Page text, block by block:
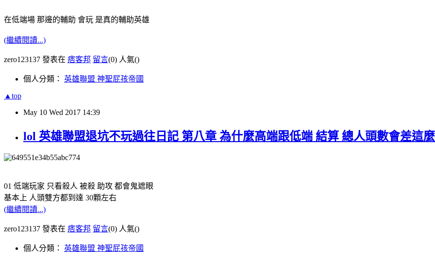
在低端場 那邊的輔助 會玩 是真的輔助英雄
(繼續閱讀...)
zero123137 發表在 痞客邦 留言(0) 人氣()
個人分類： 英雄聯盟 神聖屁孩帝國
▲top
May 10 Wed 2017 14:39
lol 英雄聯盟退坑不玩過往日記 第八章 為什麼高端跟低端 結算 總人頭數會差這
01 低端玩家 只看殺人 被殺 助攻 都會鬼遮眼
基本上 人頭雙方都到達 30顆左右
(繼續閱讀...)
zero123137 發表在 痞客邦 留言(0) 人氣()
個人分類： 英雄聯盟 神聖屁孩帝國